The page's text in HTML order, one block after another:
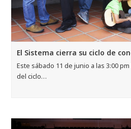
El Sistema cierra su ciclo de
Este sábado 11 de junio a las 3:00
del ciclo…